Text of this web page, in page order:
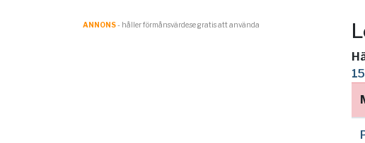
ANNONS- håller förmånsvärde.se gratis att använda